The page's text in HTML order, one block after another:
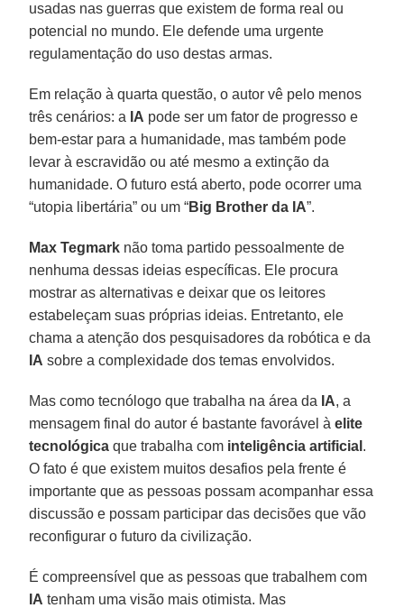
usadas nas guerras que existem de forma real ou
potencial no mundo. Ele defende uma urgente
regulamentação do uso destas armas.
Em relação à quarta questão, o autor vê pelo menos
três cenários: a IA pode ser um fator de progresso e
bem-estar para a humanidade, mas também pode
levar à escravidão ou até mesmo a extinção da
humanidade. O futuro está aberto, pode ocorrer uma
“utopia libertária” ou um “Big Brother da IA”.
Max Tegmark não toma partido pessoalmente de
nenhuma dessas ideias específicas. Ele procura
mostrar as alternativas e deixar que os leitores
estabeleçam suas próprias ideias. Entretanto, ele
chama a atenção dos pesquisadores da robótica e da
IA sobre a complexidade dos temas envolvidos.
Mas como tecnólogo que trabalha na área da IA, a
mensagem final do autor é bastante favorável àelite
tecnológica que trabalha com inteligência artificial .
O fato é que existem muitos desafios pela frente é
importante que as pessoas possam acompanhar essa
discussão e possam participar das decisões que vão
reconfigurar o futuro da civilização.
É compreensível que as pessoas que trabalhem com
IA tenham uma visão mais otimista. Mas